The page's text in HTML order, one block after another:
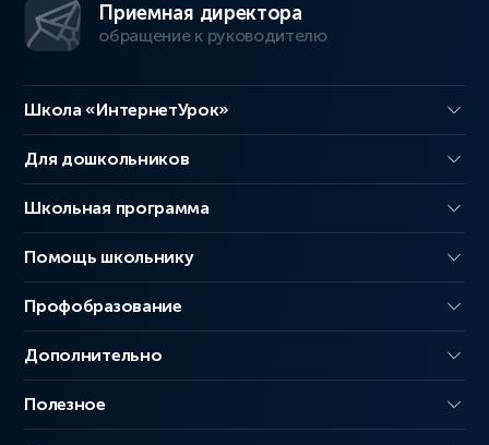
Приемная директора
обращение к руководителю
Школа «ИнтернетУрок»
Для дошкольников
Школьная программа
Помощь школьнику
Профобразование
Дополнительно
Полезное